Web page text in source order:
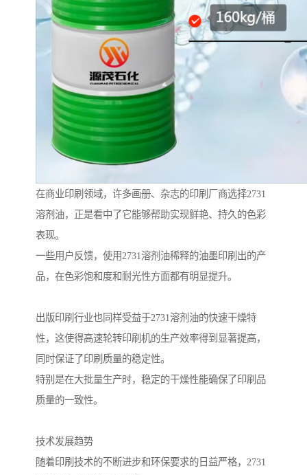
在商业印刷领域，许多画册、杂志的印刷厂商选择2731
溶剂油，正是看中了它能够帮助实现鲜艳、持久的色彩
表现。
一些用户反馈，使用2731溶剂油稀释的油墨印刷出的产
品，在色彩饱和度和耐光性方面都有明显提升。
出版印刷行业也同样受益于2731溶剂油的快速干燥特
性，这使得高速轮转印刷机的生产效率得到显著提高，
同时保证了印刷质量的稳定性。
特别是在大批量生产时，稳定的干燥性能确保了印刷品
质量的一致性。
技术发展趋势
随着印刷技术的不断进步和环保要求的日益严格，2731